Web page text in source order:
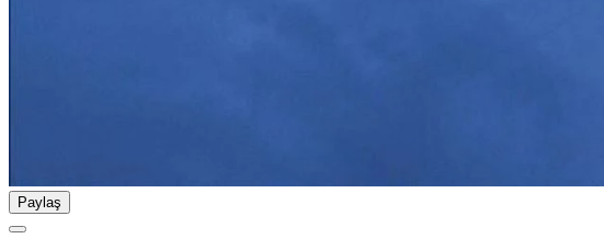
Paylaş